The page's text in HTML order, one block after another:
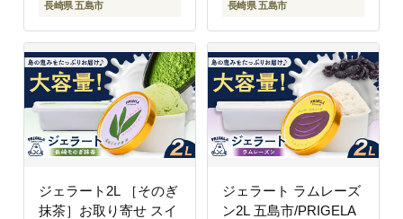
長崎県 五島市 長崎県 五島市
ジェラート2L ［そのぎ
抹茶］お取り寄せ スイ
ジェラート ラムレーズ
ン2L 五島市/PRIGELA